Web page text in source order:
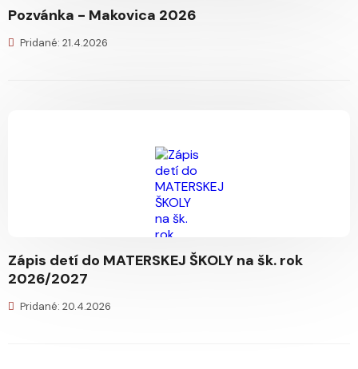
Pozvánka - Makovica 2026
Pridané: 21.4.2026
Zápis detí do MATERSKEJ ŠKOLY na šk. rok
2026/2027
Pridané: 20.4.2026